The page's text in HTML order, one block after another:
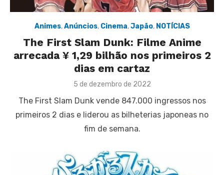
Animes,Anúncios, Cinema,Japão, NOTÍCIAS
The First Slam Dunk: Filme Anime
arrecada ¥ 1,29 bilhão nos primeiros 2
dias em cartaz
Posted
5 de dezembro de 2022
The First Slam Dunk vende 847.000 ingressos nos
primeiros 2 dias e liderou as bilheterias japoneas no
fim de semana.